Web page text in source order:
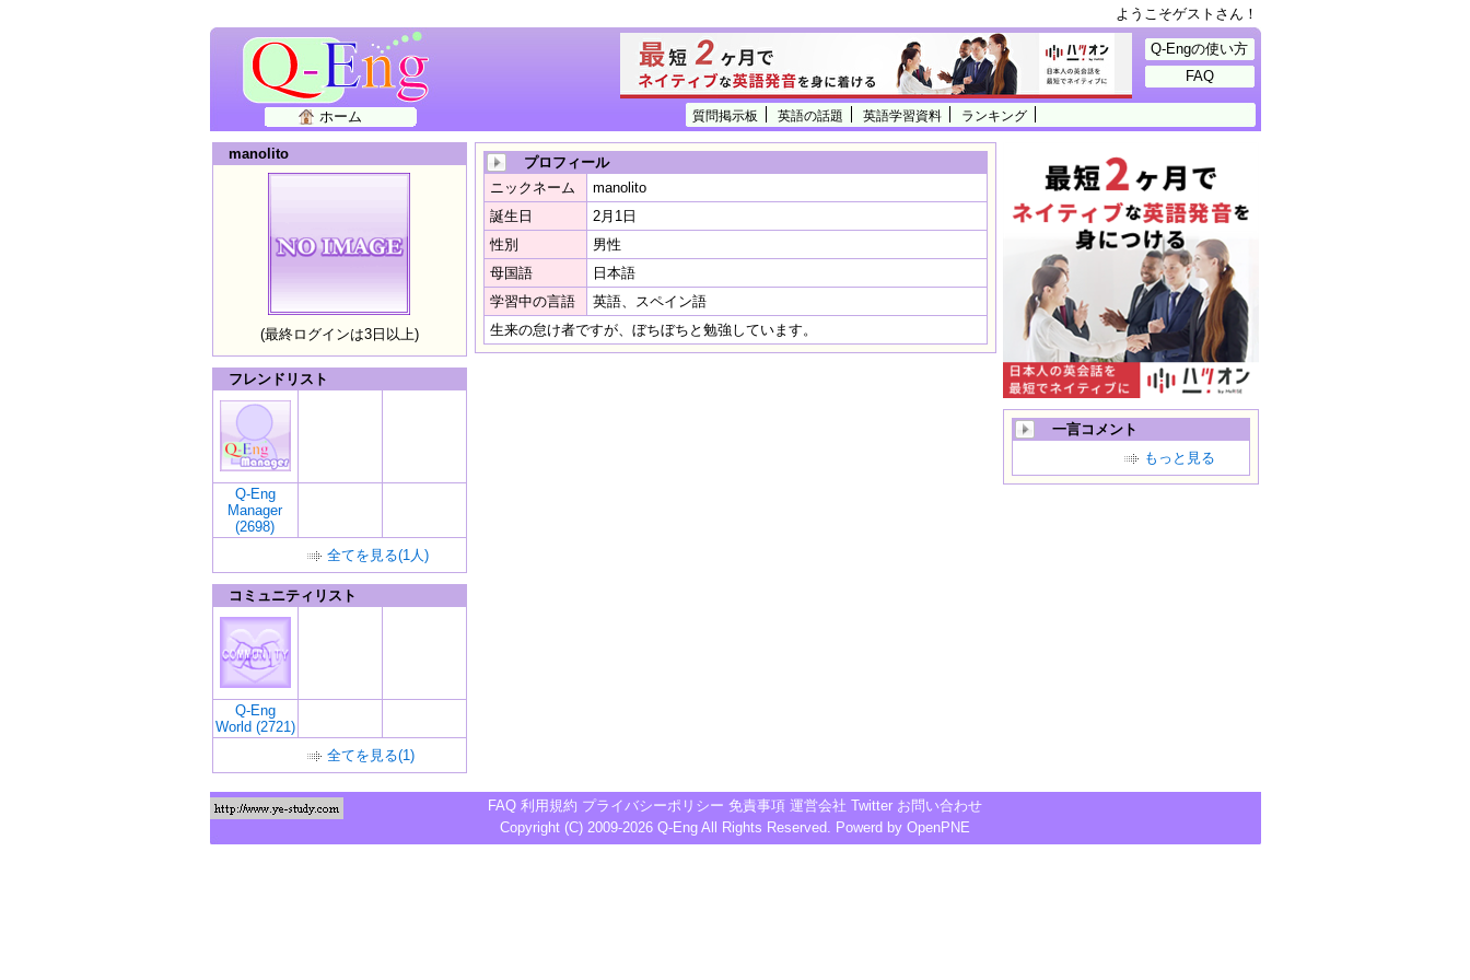
ようこそゲストさん！
質問掲示板 英語の話題 英語学習資料 ランキング
ホーム
Q-Engの使い方
FAQ
manolito
(最終ログインは3日以上)
フレンドリスト
Q-Eng
Manager
(2698)
全てを見る(1人)
コミュニティリスト
Q-Eng
World (2721)
全てを見る(1)
プロフィール
ニックネーム
manolito
誕生日
2月1日
性別
男性
母国語
日本語
学習中の言語
英語、スペイン語
生来の怠け者ですが、ぼちぼちと勉強しています。
一言コメント
もっと見る
FAQ 利用規約 プライバシーポリシー 免責事項 運営会社 Twitter お問い合わせ
Copyright (C) 2009-2026 Q-Eng All Rights Reserved. Powerd by OpenPNE